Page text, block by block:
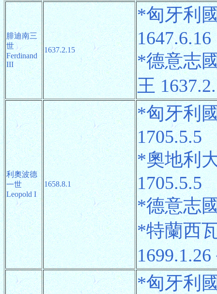
腓迪南三
世
Ferdinand
III
1637.2.15
*匈牙利
1647.6.16
*德意志
王
利奧波德
一世
Leopold I
1658.8.1
*匈牙利
1705.5.5
*奧地利
1705.5.5
*德意志
*特蘭西
*匈牙利